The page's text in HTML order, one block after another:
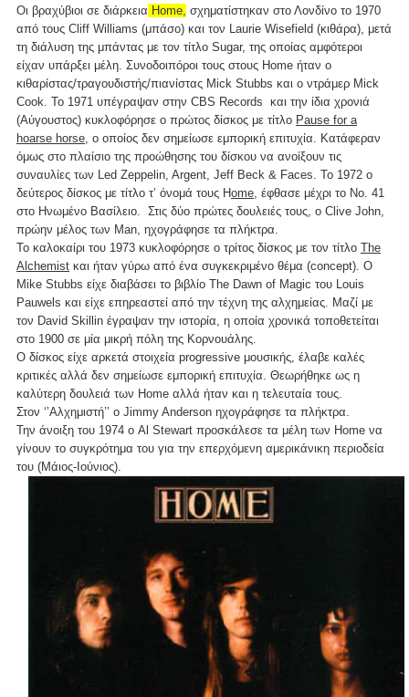
Οι βραχύβιοι σε διάρκεια Home, σχηματίστηκαν στο Λονδίνο το 1970
από τους Cliff Williams (μπάσο) και τον Laurie Wisefield (κιθάρα), μετά
τη διάλυση της μπάντας με τον τίτλο Sugar, της οποίας αμφότεροι
είχαν υπάρξει μέλη. Συνοδοιπόροι τους στους Home ήταν ο
κιθαρίστας/τραγουδιστής/πιανίστας Mick Stubbs και ο ντράμερ Mick
Cook. Το 1971 υπέγραψαν στην CBS Records και την ίδια χρονιά
(Αύγουστος) κυκλοφόρησε ο πρώτος δίσκος με τίτλο Pause for a
hoarse horse , ο οποίος δεν σημείωσε εμπορική επιτυχία. Κατάφεραν
όμως στο πλαίσιο της προώθησης του δίσκου να ανοίξουν τις
συναυλίες των Led Zeppelin, Argent, Jeff Beck & Faces. Το 1972 ο
δεύτερος δίσκος με τίτλο τ’ όνομά τους Home , έφθασε μέχρι το Νο. 41
στο Ηνωμένο Βασίλειο. Στις δύο πρώτες δουλειές τους, o Clive John,
πρώην μέλος των Man, ηχογράφησε τα πλήκτρα.
Το καλοκαίρι του 1973 κυκλοφόρησε ο τρίτος δίσκος με τον τίτλο The
Alchemist και ήταν γύρω από ένα συγκεκριμένο θέμα (concept). Ο
Mike Stubbs είχε διαβάσει το βιβλίο The Dawn of Magic του Louis
Pauwels και είχε επηρεαστεί από την τέχνη της αλχημείας. Μαζί με
τον David Skillin έγραψαν την ιστορία, η οποία χρονικά τοποθετείται
στο 1900 σε μία μικρή πόλη της Κορνουάλης.
Ο δίσκος είχε αρκετά στοιχεία progressive μουσικής, έλαβε καλές
κριτικές αλλά δεν σημείωσε εμπορική επιτυχία. Θεωρήθηκε ως η
καλύτερη δουλειά των Home αλλά ήταν και η τελευταία τους.
Στον ‘’Αλχημιστή’’ ο Jimmy Anderson ηχογράφησε τα πλήκτρα.
Την άνοιξη του 1974 ο Al Stewart προσκάλεσε τα μέλη των Home να
γίνουν το συγκρότημα του για την επερχόμενη αμερικάνικη περιοδεία
του (Μάιος-Ιούνιος).